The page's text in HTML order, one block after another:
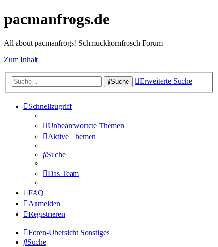
pacmanfrogs.de
All about pacmanfrogs! Schmuckhornfrosch Forum
Zum Inhalt
Suche Erweiterte Suche
Schnellzugriff
Unbeantwortete Themen
Aktive Themen
Suche
Das Team
FAQ
Anmelden
Registrieren
Foren-Übersicht Sonstiges
Suche